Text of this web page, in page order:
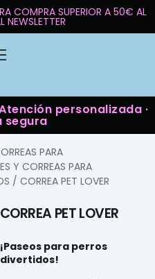
COMPRA SUPERIOR A 50€ AL
NEWSLETTER
personalizada ·
segura
PARA
Y CORREAS PARA
/ CORREA PET LOVER
CORREA PET LOVER
¡Paseos para perros
divertidos!